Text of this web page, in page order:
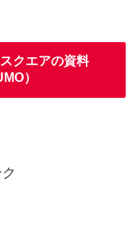
クエアの資料
）